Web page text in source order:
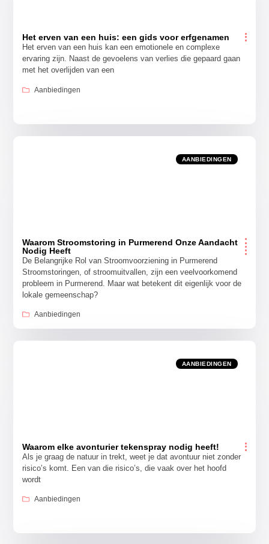
Het erven van een huis: een gids voor erfgenamen
Het erven van een huis kan een emotionele en complexe
ervaring zijn. Naast de gevoelens van verlies die gepaard gaan
met het overlijden van een
Aanbiedingen
AANBIEDINGEN
Waarom Stroomstoring in Purmerend Onze Aandacht
Nodig Heeft
De Belangrijke Rol van Stroomvoorziening in Purmerend
Stroomstoringen, of stroomuitvallen, zijn een veelvoorkomend
probleem in Purmerend. Maar wat betekent dit eigenlijk voor de
lokale gemeenschap?
Aanbiedingen
AANBIEDINGEN
Waarom elke avonturier tekenspray nodig heeft!
Als je graag de natuur in trekt, weet je dat avontuur niet zonder
risico’s komt. Een van die risico’s, die vaak over het hoofd
wordt
Aanbiedingen